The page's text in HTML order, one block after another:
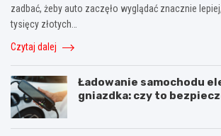
zadbać, żeby auto zaczęło wyglądać znacznie
tysięcy złotych…
Czytaj dalej
Ładowanie samochodu
gniazdka: czy to